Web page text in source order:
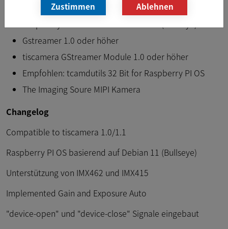
Raspberry PI 4
Gstreamer 1.0 oder höher
tiscamera GStreamer Module 1.0 oder höher
Empfohlen: tcamdutils 32 Bit for Raspberry PI OS
The Imaging Soure MIPI Kamera
Changelog
Compatible to tiscamera 1.0/1.1
Raspberry PI OS basierend auf Debian 11 (Bullseye)
Unterstützung von IMX462 und IMX415
Implemented Gain and Exposure Auto
"device-open" und "device-close" Signale eingebaut
Zustimmen Ablehnen